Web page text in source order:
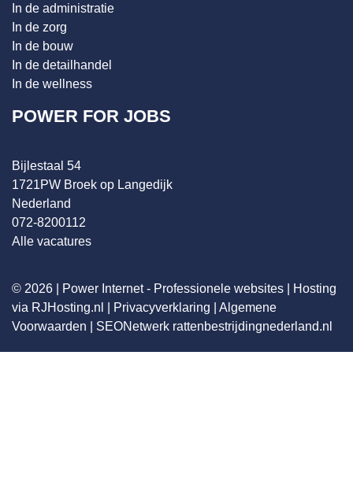
In de administratie
In de zorg
In de bouw
In de detailhandel
In de wellness
POWER FOR JOBS
Bijlestaal 54
1721PW Broek op Langedijk
Nederland
072-8200112
Alle vacatures
© 2026 | Power Internet - Professionele websites
Hosting
via RJHosting.nl
Privacyverklaring
Algemene
Voorwaarden
SEONetwerk rattenbestrijdingnederland.nl